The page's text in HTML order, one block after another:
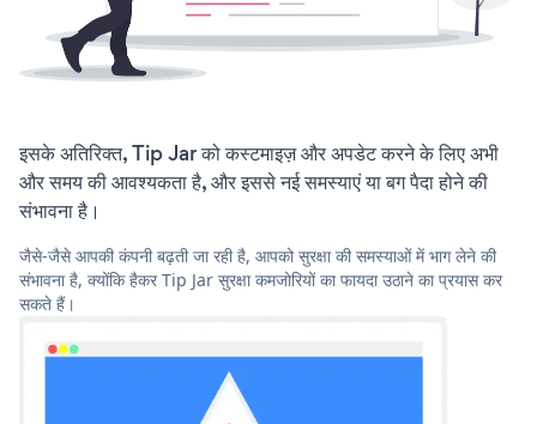
इसके अतिरिक्त, Tip Jar को कस्टमाइज़ और अपडेट करने के लिए अभी
और समय की आवश्यकता है, और इससे नई समस्याएं या बग पैदा होने की
संभावना है।
जैसे-जैसे आपकी कंपनी बढ़ती जा रही है, आपको सुरक्षा की समस्याओं में भाग लेने की
संभावना है, क्योंकि हैकर Tip Jar सुरक्षा कमजोरियों का फायदा उठाने का प्रयास कर
सकते हैं।